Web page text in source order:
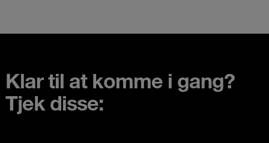
Klar til at komme i gang?
Tjek disse: